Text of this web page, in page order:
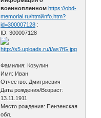
военнопленном https://obd-
memorial.ru/html/info.htm?
id=300007128 :
ID: 300007128
Фамилия: Козулин
Имя: Иван
Отчество: Дмитриевич
Дата рождения/Возраст:
13.11.1911
Место рождения: Пензенская
обл.